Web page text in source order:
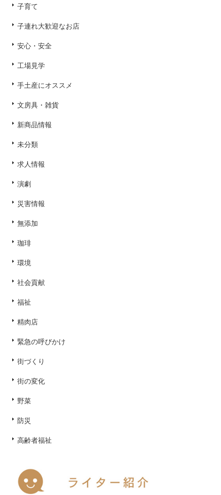
子育て
子連れ大歓迎なお店
安心・安全
工場見学
手土産にオススメ
文房具・雑貨
新商品情報
未分類
求人情報
演劇
災害情報
無添加
珈琲
環境
社会貢献
福祉
精肉店
緊急の呼びかけ
街づくり
街の変化
野菜
防災
高齢者福祉